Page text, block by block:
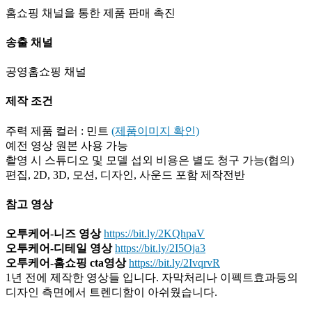
홈쇼핑 채널을 통한 제품 판매 촉진
송출 채널
공영홈쇼핑 채널
제작 조건
주력 제품 컬러 : 민트 (제품이미지 확인)
예전 영상 원본 사용 가능
촬영 시 스튜디오 및 모델 섭외 비용은 별도 청구 가능(협의)
편집, 2D, 3D, 모션, 디자인, 사운드 포함 제작전반
참고 영상
오투케어-니즈 영상 https://bit.ly/2KQhpaV
오투케어-디테일 영상 https://bit.ly/2I5Oja3
오투케어-홈쇼핑 cta영상https://bit.ly/2IvqrvR
1년 전에 제작한 영상들 입니다. 자막처리나 이펙트효과등의
디자인 측면에서 트렌디함이 아쉬웠습니다.